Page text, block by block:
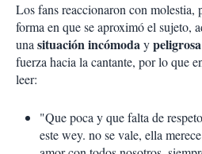
Los fans reaccionaron con molestia,
forma en que se aproximó el sujeto,
unasituación incómodaypeligrosa
fuerza hacia la cantante, por lo que
leer:
"Que poca y que falta de
este wey. no se vale, ella